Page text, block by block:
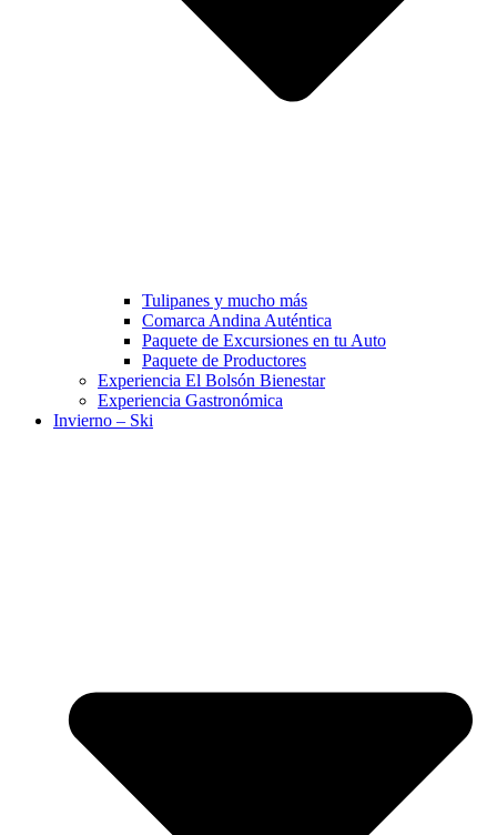
Tulipanes y mucho más
Comarca Andina Auténtica
Paquete de Excursiones en tu Auto
Paquete de Productores
Experiencia El Bolsón Bienestar
Experiencia Gastronómica
Invierno – Ski